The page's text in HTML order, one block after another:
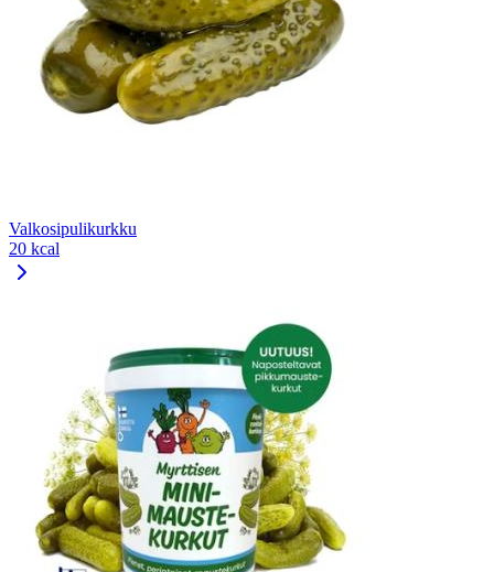
Valkosipulikurkku
20 kcal